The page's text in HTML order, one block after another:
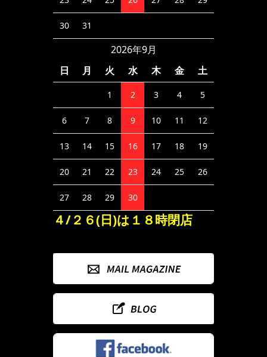
30 31
2026年9月
日
月 火 水 木 金 土
1 2 3 4 5
6 7 8 9 10 11 12
13 14 15 16 17 18 19
20 21 22 23 24 25 26
27 28 29 30
４/２６(日)は１８時閉店